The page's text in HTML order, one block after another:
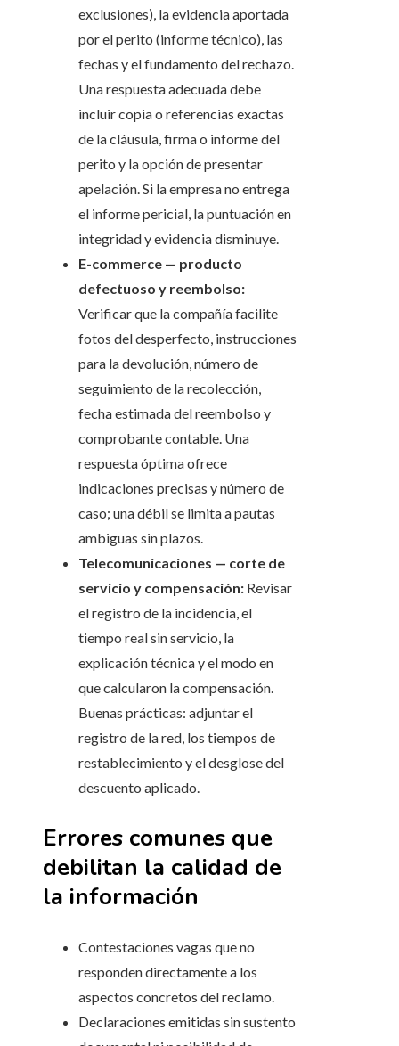
exclusiones), la evidencia aportada
por el perito (informe técnico), las
fechas y el fundamento del rechazo.
Una respuesta adecuada debe
incluir copia o referencias exactas
de la cláusula, firma o informe del
perito y la opción de presentar
apelación. Si la empresa no entrega
el informe pericial, la puntuación en
integridad y evidencia disminuye.
E-commerce — producto
defectuoso y reembolso:
Verificar que la compañía facilite
fotos del desperfecto, instrucciones
para la devolución, número de
seguimiento de la recolección,
fecha estimada del reembolso y
comprobante contable. Una
respuesta óptima ofrece
indicaciones precisas y número de
caso; una débil se limita a pautas
ambiguas sin plazos.
Telecomunicaciones — corte de
servicio y compensación: Revisar
el registro de la incidencia, el
tiempo real sin servicio, la
explicación técnica y el modo en
que calcularon la compensación.
Buenas prácticas: adjuntar el
registro de la red, los tiempos de
restablecimiento y el desglose del
descuento aplicado.
Errores comunes que
debilitan la calidad de
la información
Contestaciones vagas que no
responden directamente a los
aspectos concretos del reclamo.
Declaraciones emitidas sin sustento